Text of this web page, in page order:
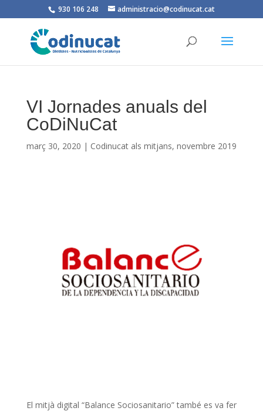
930 106 248 administracio@codinucat.cat
VI Jornades anuals del
CoDiNuCat
març 30, 2020 | Codinucat als mitjans, novembre 2019
El mitjà digital “Balance Sociosanitario” també es va fer